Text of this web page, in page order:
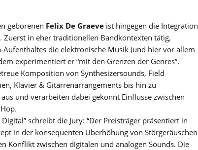
geborenen Felix De Graeve ist hingegen die Integration
in eher traditionellen Bandkontexten tätig,
Aufenthaltes die elektronische Musik (und hier vor allem
experimentiert er “mit den Grenzen der Genres”.
Komposition von Synthesizersounds, Field
Klavier & Gitarrenarrangements bis hin zu
und verarbeiten dabei gekonnt Einflüsse zwischen
schreibt die Jury: “Der Preisträger präsentiert in
in der konsequenten Überhöhung von Störgeräuschen
Konflikt zwischen digitalen und analogen Sounds. Die